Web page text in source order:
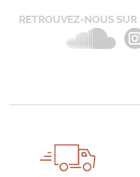
RETROUVEZ-NOUS SUR